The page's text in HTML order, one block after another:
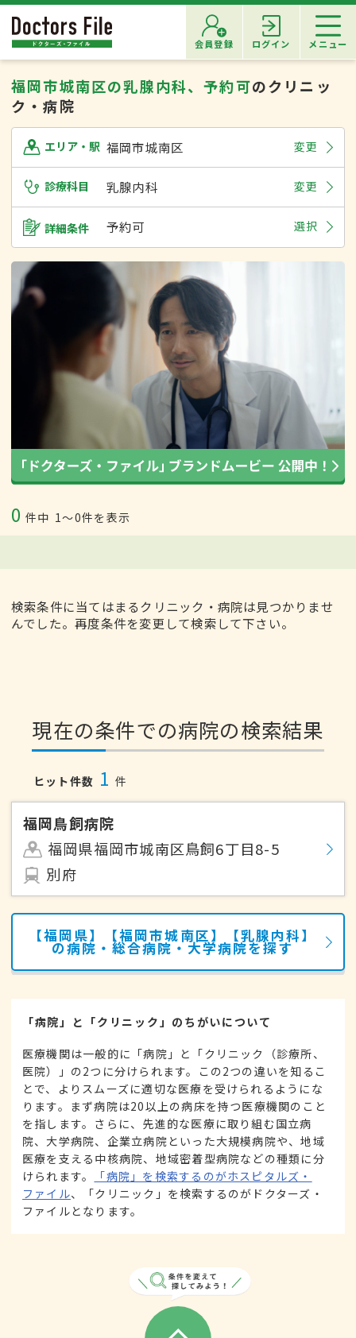
会員登録 ログイン メニュー
福岡市城南区の乳腺内科、予約可のクリニッ
ク・病院
エリア・駅 福岡市城南区 変更
診療科目 乳腺内科 変更
詳細条件 予約可 選択
0 件中 1〜0件を表示
検索条件に当てはまるクリニック・病院は見つかりませ
んでした。再度条件を変更して検索して下さい。
現在の条件での病院の検索結果
ヒット件数 1 件
福岡鳥飼病院
福岡県福岡市城南区鳥飼6丁目8-5
別府
【福岡県】【福岡市城南区】【乳腺内科】
の病院・総合病院・大学病院を探す
「病院」と「クリニック」のちがいについて
医療機関は一般的に「病院」と「クリニック（診療所、
医院）」の2つに分けられます。この2つの違いを知るこ
とで、よりスムーズに適切な医療を受けられるようにな
ります。まず病院は20以上の病床を持つ医療機関のこと
を指します。さらに、先進的な医療に取り組む国立病
院、大学病院、企業立病院といった大規模病院や、地域
医療を支える中核病院、地域密着型病院などの種類に分
けられます。
「病院」を検索するのがホスピタルズ・
ファイル、「クリニック」を検索するのがドクターズ・
ファイルとなります。